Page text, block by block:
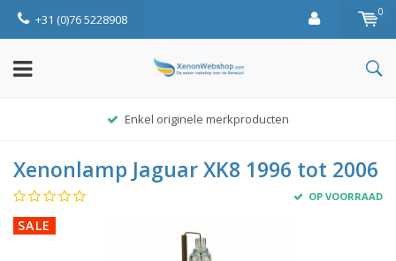
+31 (0)76 5228908 0
Enkel originele merkproducten
Xenonlamp Jaguar XK8 1996 tot 2006
OP VOORRAAD
SALE